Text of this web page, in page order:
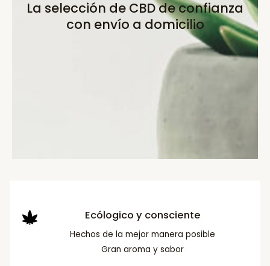
La selección de CBD de confianza
con envío a domicilio
Ecólogico y consciente
Hechos de la mejor manera posible
Gran aroma y sabor